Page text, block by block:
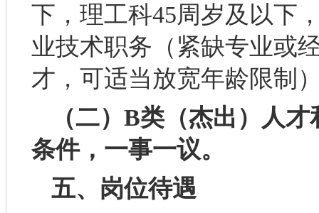
下，理工科45周岁及以下
业技术职务（紧缺专业或
才，可适当放宽年龄限制
（二）B类（杰出）人
条件，一事一议。
五、岗位待遇